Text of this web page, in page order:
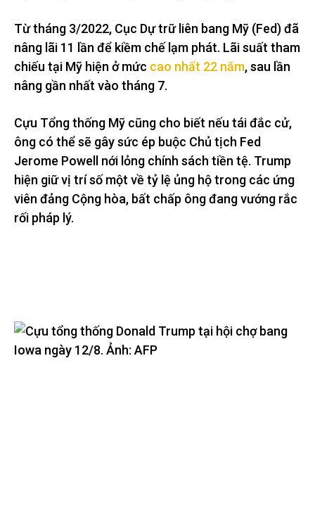
Từ tháng 3/2022, Cục Dự trữ liên bang Mỹ (Fed) đã
nâng lãi 11 lần để kiềm chế lạm phát. Lãi suất tham
chiếu tại Mỹ hiện ở mức cao nhất 22 năm, sau lần
nâng gần nhất vào tháng 7.
Cựu Tổng thống Mỹ cũng cho biết nếu tái đắc cử,
ông có thể sẽ gây sức ép buộc Chủ tịch Fed
Jerome Powell nới lỏng chính sách tiền tệ. Trump
hiện giữ vị trí số một về tỷ lệ ủng hộ trong các ứng
viên đảng Cộng hòa, bất chấp ông đang vướng rắc
rối pháp lý.